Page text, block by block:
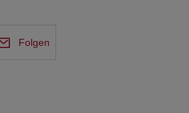
Folgen